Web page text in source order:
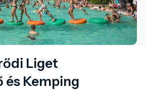
Liget
és Kemping